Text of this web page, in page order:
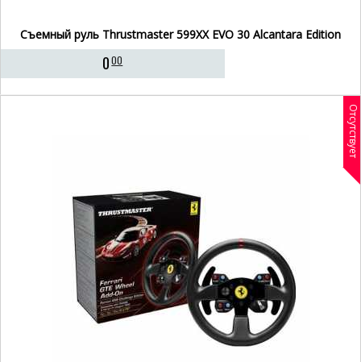
Съемный руль Thrustmaster 599XX EVO 30 Alcantara Edition
000
Отсутствует